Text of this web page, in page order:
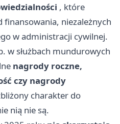
, które
finansowania, niezależnych
w administracji cywilnej.
w służbach mundurowych
nagrody roczne,
czy nagrody
charakter do
nią nie są.